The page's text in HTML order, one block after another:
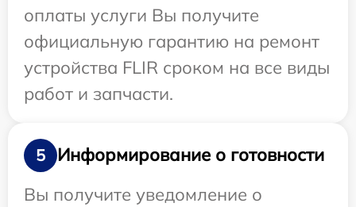
оплаты услуги Вы получите
официальную гарантию на ремонт
устройства FLIR сроком на все виды
работ и запчасти.
5
Информирование о готовности
Вы получите уведомление о